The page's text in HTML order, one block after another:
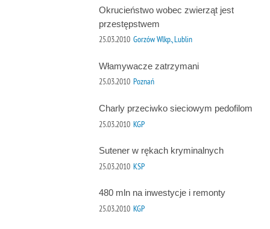
Okrucieństwo wobec zwierząt jest
przestępstwem
25.03.2010 Gorzów Wlkp., Lublin
Włamywacze zatrzymani
25.03.2010 Poznań
Charly przeciwko sieciowym pedofilom
25.03.2010 KGP
Sutener w rękach kryminalnych
25.03.2010 KSP
480 mln na inwestycje i remonty
25.03.2010 KGP